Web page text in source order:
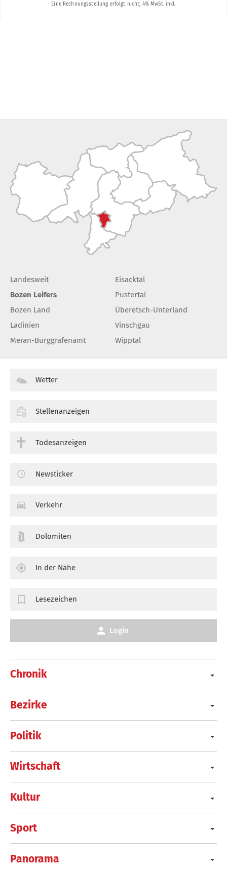
Landesweit
Bozen Leifers
Bozen Land
Ladinien
Meran-Burggrafenamt
Eisacktal
Pustertal
Überetsch-Unterland
Vinschgau
Wipptal
Chronik
Bezirke
Politik
Wirtschaft
Kultur
Sport
Panorama
Wetter
Stellenanzeigen
Todesanzeigen
Newsticker
Verkehr
Dolomiten
In der Nähe
Lesezeichen
Login